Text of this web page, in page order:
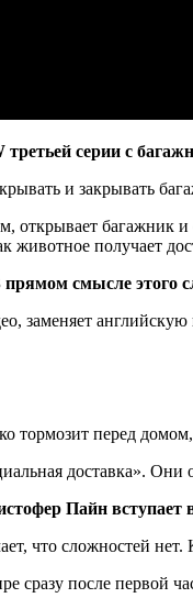
серии с
и закрывать
багажник
животное получает
смысле этого
заменяет
тормозит перед
доставка». Они
Пайн вступает
что сложностей
сразу после первой